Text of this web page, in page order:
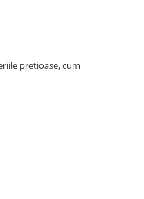
pretioase, cum